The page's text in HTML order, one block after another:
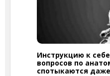
Инструкцию к
вопросов по
спотыкаются